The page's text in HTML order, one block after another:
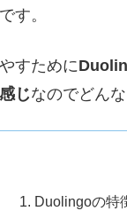
す。
すために
じなのでどん
Duolingoの特